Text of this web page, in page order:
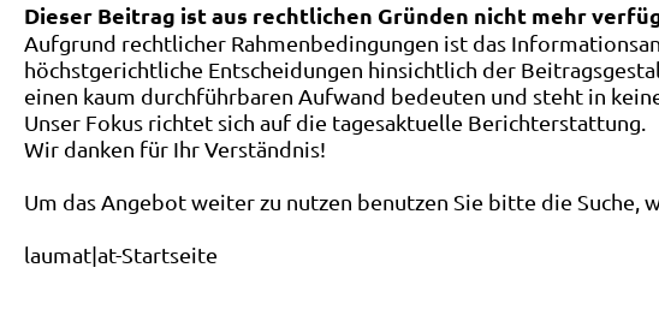
Dieser Beitrag ist aus rechtlichen Gründen nicht mehr
Aufgrund rechtlicher Rahmenbedingungen ist das
höchstgerichtliche Entscheidungen hinsichtlich der
einen kaum durchführbaren Aufwand bedeuten und steht in
Unser Fokus richtet sich auf die tagesaktuelle Berichterstattung.
Wir danken für Ihr Verständnis!
Um das Angebot weiter zu nutzen benutzen Sie bitte die Suche,
laumat|at-Startseite